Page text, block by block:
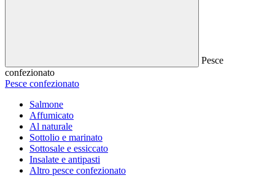
Pesce
confezionato
Pesce confezionato
Salmone
Affumicato
Al naturale
Sottolio e marinato
Sottosale e essiccato
Insalate e antipasti
Altro pesce confezionato